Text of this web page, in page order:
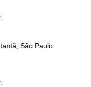
São Paulo